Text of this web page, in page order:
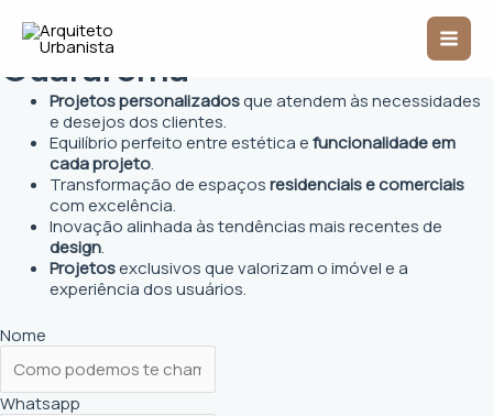
para
conteúdo
Main
Arquiteto Urbanista em
Guararema
Projetos personalizadosque atendem às necessidades
e desejos dos clientes.
Equilíbrio perfeito entre estética efuncionalidade em
cada projeto.
Transformação de espaçosresidenciais e comerciais
com excelência.
Inovação alinhada às tendências mais recentes de
design.
Projetosexclusivos que valorizam o imóvel e a
experiência dos usuários.
Nome
Whatsapp